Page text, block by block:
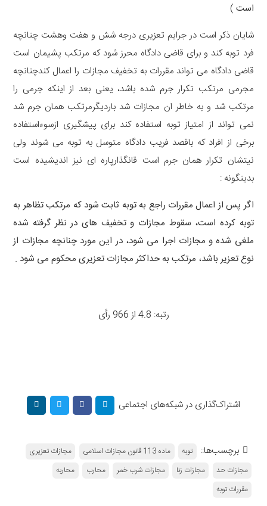
است )
شایان ذکر است در جرایم تعزیری درجه شش و هفت وهشت چنانچه
فرد توبه کند و برای قاضی دادگاه محرز شود که مرتکب پشیمان است
قاضی دادگاه می تواند مقررات به تخفیف مجازات را اعمال کندچنانچه
مجرمی مرتکب تکرار جرم شده باشد، یعنی بعد از اینکه جرمی را
مرتکب شد و به خاطر ان مجازات شد باردیگرمرتکب همان جرم شد
نمی تواند از امتیاز توبه استفاده کند برای پیشگیری ازسوءاستفاده
برخی از افراد که باقصد فریب دادگاه متوسل به توبه می شوند ولی
نیتشان تکرار همان جرم است قانگذارپاره ای نیز اندیشیده است
بدینگونه :
اگر پس از اعمال مقررات راجع به توبه ثابت شود که مرتکب تظاهر به
توبه کرده است، سقوط مجازات و تخفیف های در نظر گرفته شده
ملغی شده و مجازات اجرا می شود، در این مورد چنانچه مجازات از
نوع تعزیر باشد، مرتکب به حداکثر مجازات تعزیری محکوم می شود .
رتبه: 4.8 از 966 رأی
اشتراک‌گذاری در شبکه‌های اجتماعی
برچسب‌ها:: توبه ماده 113 قانون مجازات اسلامی
مجازات تعزیری
مجازات حد
مجازات زنا مجازات شرب خمر محارب
محاربه
مقررات توبه